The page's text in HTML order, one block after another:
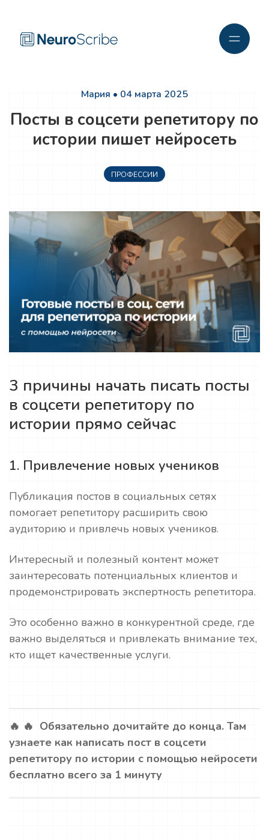
Мария • 04 марта 2025
Посты в соцсети репетитору по
истории пишет нейросеть
ПРОФЕССИИ
3 причины начать писать посты
в соцсети репетитору по
истории прямо сейчас
1. Привлечение новых учеников
Публикация постов в социальных сетях
помогает репетитору расширить свою
аудиторию и привлечь новых учеников.
Интересный и полезный контент может
заинтересовать потенциальных клиентов и
продемонстрировать экспертность репетитора.
Это особенно важно в конкурентной среде, где
важно выделяться и привлекать внимание тех,
кто ищет качественные услуги.
🔥 🔥 Обязательно дочитайте до конца. Там
узнаете как написать пост в соцсети
репетитору по истории с помощью нейросети
бесплатно всего за 1 минуту